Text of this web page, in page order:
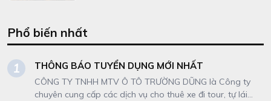
Phổ biến nhất
1 THÔNG BÁO TUYỂN DỤNG MỚI NHẤT
CÔNG TY TNHH MTV Ô TÔ TRƯỜNG DŨNG là Công ty
chuyên cung cấp các dịch vụ cho thuê xe đi tour, tự lái